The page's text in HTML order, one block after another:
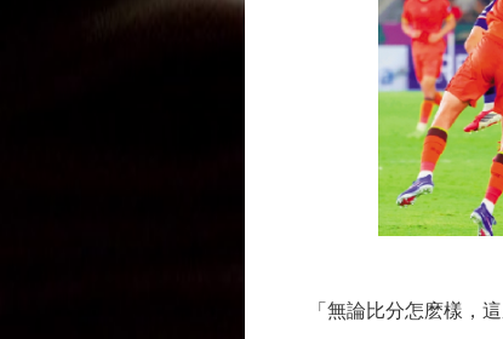
「無論比分怎麽樣，這